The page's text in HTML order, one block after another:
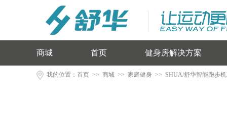
商城 首页 健身房解决方案
我的位置： 首页 >> 商城 >> 家庭健身 >> SHUA/舒华智能跑步机